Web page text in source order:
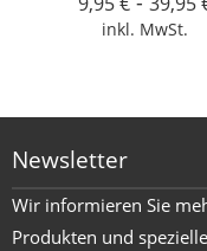
inkl. MwSt.
Newsletter
Wir informieren Sie
Produkten und